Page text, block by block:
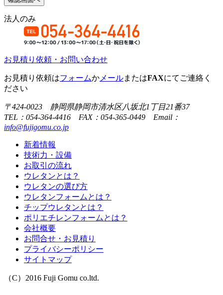
法人のみ
お見積り依頼・お問い合わせ
お見積り依頼はフォームか メールまたはFAXにてご連絡く
ださい
〒424-0023 静岡県静岡市清水区八坂北1丁目21番37
TEL：054-364-4416 FAX：054-365-0449 Email：
info@fujigomu.co.jp
新着情報
技術力・設備
お取引の流れ
ウレタンとは？
ウレタンの選び方
ウレタンフォームとは？
チップウレタンとは？
ポリエチレンフォームとは？
会社概要
お問合せ・お見積り
プライバシーポリシー
サイトマップ
（C）2016 Fuji Gomu co.ltd.